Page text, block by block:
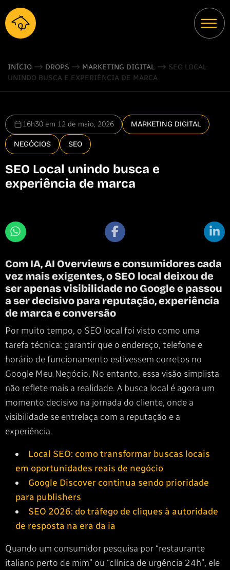
INÍCIO DROPS MARKETING DIGITAL
SEO LOCAL
UNINDO BUSCA E EXPERIÊNCIA DE MARCA
16h30 em 12 de maio, 2026 MARKETING DIGITAL
NEGÓCIOS SEO
SEO Local unindo busca e
experiência de marca
Com IA, AI Overviews e consumidores cada
vez mais exigentes, o SEO local deixou de
ser apenas visibilidade no Google e passou
a ser decisivo para reputação, experiência
de marca e conversão
Por muito tempo, o SEO local foi visto como uma
tarefa técnica: garantir que o endereço, telefone e
horário de funcionamento estivessem corretos no
Google Meu Negócio. No entanto, essa visão simplista
não reflete mais a realidade. A busca local é agora um
momento decisivo na jornada do cliente, onde a
visibilidade se entrelaça com a reputação e a
experiência.
Local SEO: como transformar buscas locais
em oportunidades reais de negócio
Google Discover continua sendo prioridade
para publishers
SEO 2026: do tráfego de cliques à autoridade
de resposta na era da ia
Quando um consumidor pesquisa por “restaurante
italiano perto de mim” ou “clínica de urgência 24h”, ele